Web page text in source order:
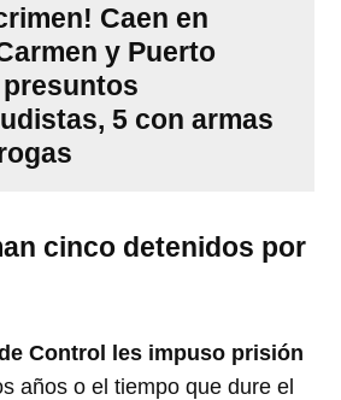
Caen en
y Puerto
5 con armas
cinco detenidos por
Control les impuso prisión
años o el tiempo que dure el